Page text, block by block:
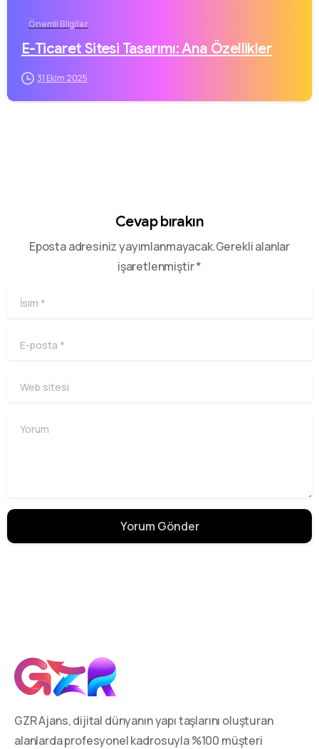
Önemli Bilgiler
E-Ticaret Sitesi Tasarımı: Ana Özellikler
31 Ekim 2025
Cevap bırakın
Eposta adresiniz yayımlanmayacak.Gerekli alanlar
işaretlenmiştir *
İsim
E-posta *
Web sitesi
Yorum
GZR Ajans, dijital dünyanın yapı taşlarını oluşturan
alanlarda profesyonel kadrosuyla %100 müşteri